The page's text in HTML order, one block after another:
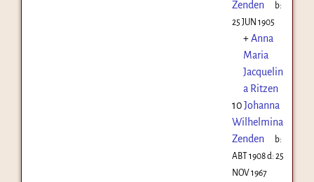
Zenden
b:
25 JUN 1905
+Anna
Maria
Jacquelin
a Ritzen
10Johanna
Wilhelmina
Zenden
b:
ABT 1908d: 25
NOV 1967